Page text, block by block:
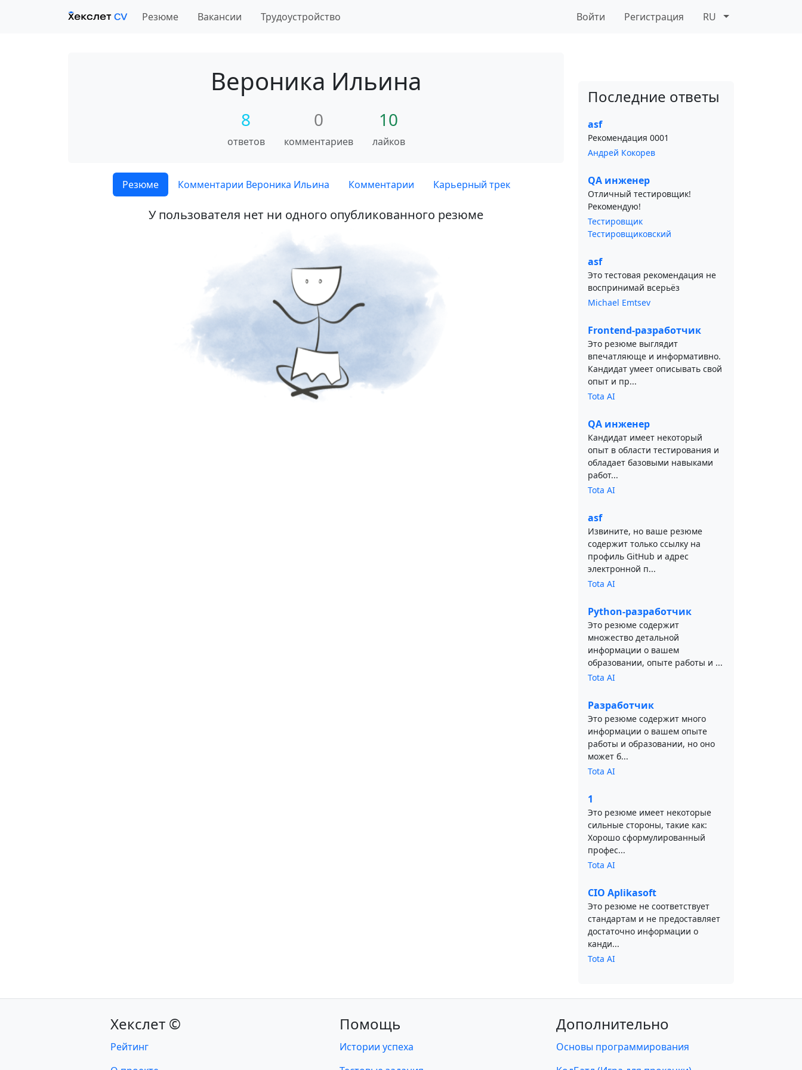
Резюме Вакансии Трудоустройство Войти Регистрация RU
Вероника Ильина
8
ответов
0
комментариев
10
лайков
Резюме Комментарии Вероника Ильина Комментарии Карьерный трек
У пользователя нет ни одного опубликованного резюме
Последние ответы
asf
Рекомендация 0001
Андрей Кокорев
QA инженер
Отличный тестировщик!
Рекомендую!
Тестировщик
Тестировщиковский
asf
Это тестовая рекомендация не
воспринимай всерьёз
Michael Emtsev
Frontend-разработчик
Это резюме выглядит
впечатляюще и информативно.
Кандидат умеет описывать свой
опыт и пр...
Tota AI
QA инженер
Кандидат имеет некоторый
опыт в области тестирования и
обладает базовыми навыками
работ...
Tota AI
asf
Извините, но ваше резюме
содержит только ссылку на
профиль GitHub и адрес
электронной п...
Tota AI
Python-разработчик
Это резюме содержит
множество детальной
информации о вашем
образовании, опыте работы и ...
Tota AI
Разработчик
Это резюме содержит много
информации о вашем опыте
работы и образовании, но оно
может б...
Tota AI
1
Это резюме имеет некоторые
сильные стороны, такие как:
Хорошо сформулированный
профес...
Tota AI
CIO Aplikasoft
Это резюме не соответствует
стандартам и не предоставляет
достаточно информации о
канди...
Tota AI
Хекслет ©
Рейтинг
Помощь
Истории успеха
Дополнительно
Основы программирования